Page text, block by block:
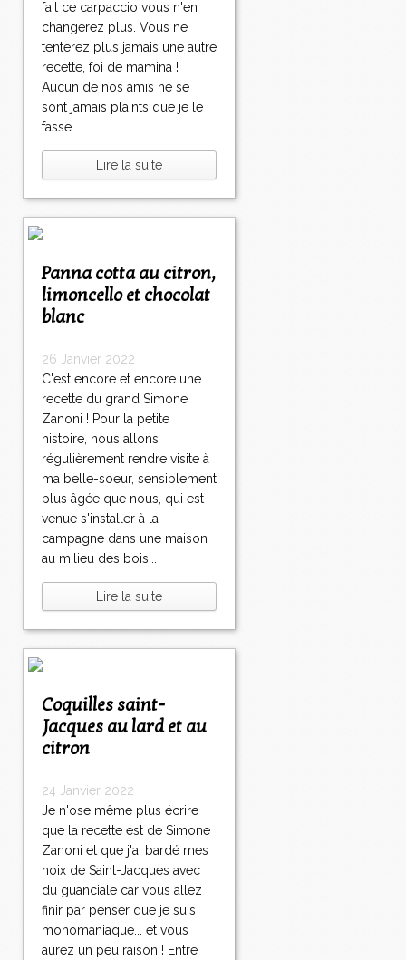
fait ce carpaccio vous n'en
changerez plus. Vous ne
tenterez plus jamais une autre
recette, foi de mamina !
Aucun de nos amis ne se
sont jamais plaints que je le
fasse...
Lire la suite
Panna cotta au citron,
limoncello et chocolat
blanc
26 Janvier 2022
C'est encore et encore une
recette du grand Simone
Zanoni ! Pour la petite
histoire, nous allons
régulièrement rendre visite à
ma belle-soeur, sensiblement
plus âgée que nous, qui est
venue s'installer à la
campagne dans une maison
au milieu des bois...
Lire la suite
Coquilles saint-
Jacques au lard et au
citron
24 Janvier 2022
Je n'ose même plus écrire
que la recette est de Simone
Zanoni et que j'ai bardé mes
noix de Saint-Jacques avec
du guanciale car vous allez
finir par penser que je suis
monomaniaque... et vous
aurez un peu raison ! Entre